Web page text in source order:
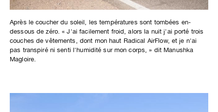
Après le coucher du soleil, les températures sont tombées en-
dessous de zéro. « J'ai facilement froid, alors la nuit j'ai porté trois
couches de vêtements, dont mon haut Radical AirFlow, et je n'ai
pas transpiré ni senti l'humidité sur mon corps, » dit Manushka
Magloire.